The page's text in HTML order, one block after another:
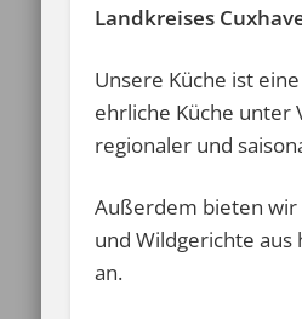
Landkreises
Unsere Küche ist
ehrliche Küche unter
regionaler und
Außerdem bieten wir
und Wildgerichte aus
an.